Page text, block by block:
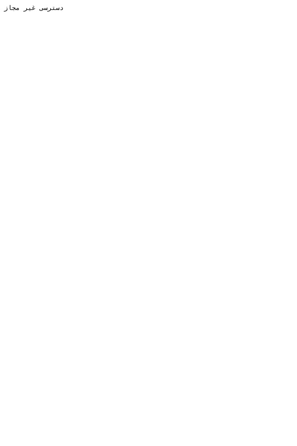
دسترسی غیر مجاز